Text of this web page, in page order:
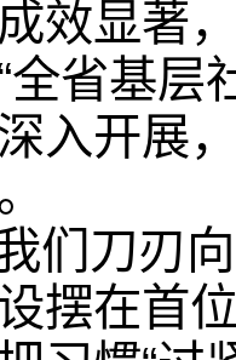
效显著
全省基层
入开展
们刀刃
摆在首